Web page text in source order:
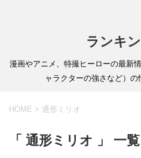
ランキ
漫画やアニメ、特撮ヒーローの最新
ャラクターの強さなど）の
HOME > 通形ミリオ
「 通形ミリオ 」 一覧